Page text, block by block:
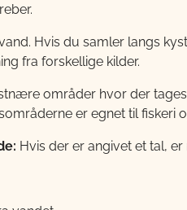
Hvis du samler langs
fra forskellige kilder.
områder hvor der
er egnet til fiskeri
Hvis der er angivet et tal,